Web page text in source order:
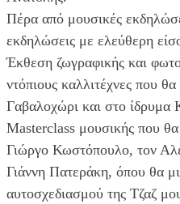
Πέρα από μουσικές
εκδηλώσεις με ελεύθερη
Έκθεση ζωγραφικής και
ντόπιους καλλιτέχνες που
Γαβαλοχώρι και στο
Masterclass μουσικής που
Γιώργο Κωστόπουλο, τον
Γιάννη Πατεράκη, όπου θα
αυτοσχεδιασμού της Τζαζ